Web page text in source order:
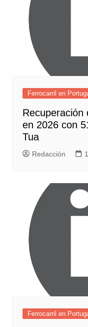
Ferrocarril en
Recuperación
en 2026 con
Tua
Redacción
Ferrocarril en